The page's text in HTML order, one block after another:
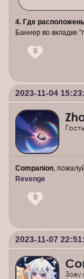
4. Где
Баннер во вкладке
0
2023-11-04
Гость
Companion,
Revenge
0
2023-11-07
Зову